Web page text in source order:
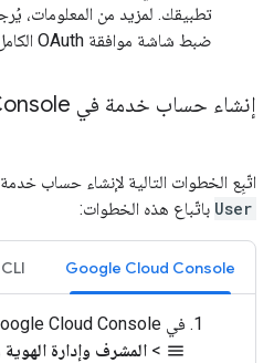
تطبيقك. لمزيد من المعلومات،
ضبط شاشة موافقة OAuth الكامل
إنشاء حساب خدمة في Google Cloud Console
اتّبِع الخطوات التالية لإنشاء حساب
User باتّباع هذه الخطوات:
Google Cloud Console
في Google Cloud Console، انتقِل إلى "القائمة"
menu
> المشرف وإدارة